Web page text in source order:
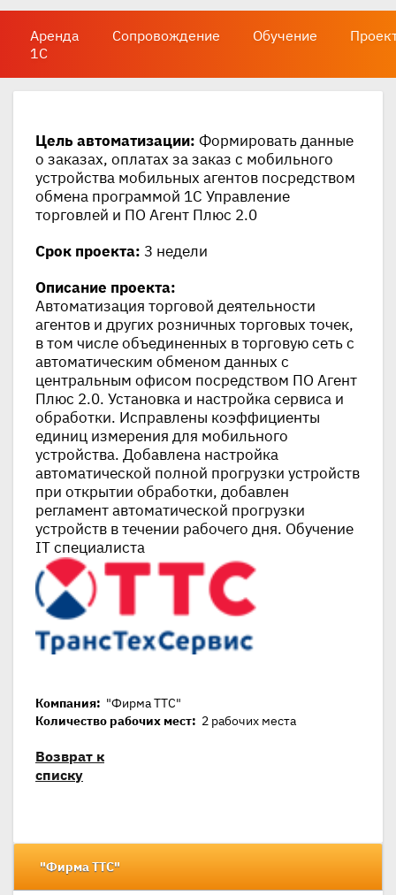
Аренда
1С
Сопровождение Обучение
Цель автоматизации: Формировать данные
о заказах, оплатах за заказ с мобильного
устройства мобильных агентов посредством
обмена программой 1С Управление
торговлей и ПО Агент Плюс 2.0
Срок проекта: 3 недели
Описание проекта:
Автоматизация торговой деятельности
агентов и других розничных торговых точек,
в том числе объединенных в торговую сеть с
автоматическим обменом данных с
центральным офисом посредством ПО Агент
Плюс 2.0. Установка и настройка сервиса и
обработки. Исправлены коэффициенты
единиц измерения для мобильного
устройства. Добавлена настройка
автоматической полной прогрузки устройств
при открытии обработки, добавлен
регламент автоматической прогрузки
устройств в течении рабочего дня. Обучение
IT специалиста
Компания: "Фирма ТТС"
Количество рабочих мест: 2 рабочих места
Возврат к
списку
"Фирма ТТС"